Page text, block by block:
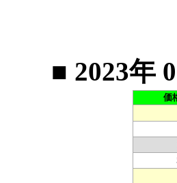
■ 2023年
価